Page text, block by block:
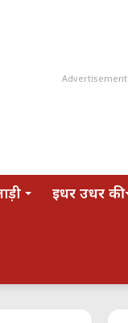
Advertisement
इधर उधर की